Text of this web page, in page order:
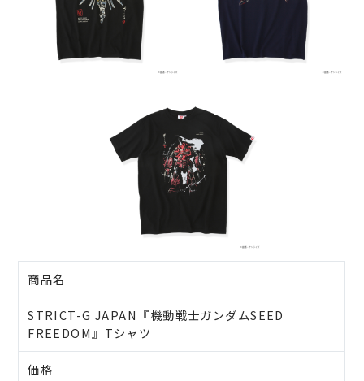
商品名
STRICT-G JAPAN『機動戦士ガンダムSEED
FREEDOM』Tシャツ
価格